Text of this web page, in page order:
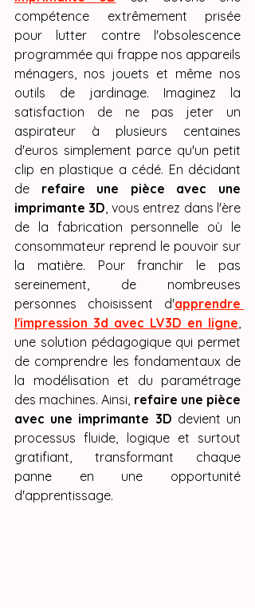
compétence extrêmement prisée
pour lutter contre l'obsolescence
programmée qui frappe nos appareils
ménagers, nos jouets et même nos
outils de jardinage. Imaginez la
satisfaction de ne pas jeter un
aspirateur à plusieurs centaines
d'euros simplement parce qu'un petit
clip en plastique a cédé. En décidant
de refaire une pièce avec une
imprimante 3D, vous entrez dans l'ère
de la fabrication personnelle où le
consommateur reprend le pouvoir sur
la matière. Pour franchir le pas
sereinement, de nombreuses
personnes choisissent d'apprendre
l'impression 3d avec LV3D en ligne,
une solution pédagogique qui permet
de comprendre les fondamentaux de
la modélisation et du paramétrage
des machines. Ainsi, refaire une pièce
avec une imprimante 3D devient un
processus fluide, logique et surtout
gratifiant, transformant chaque
panne en une opportunité
d'apprentissage.